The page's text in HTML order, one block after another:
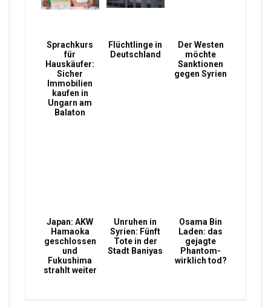
Sprachkurs
für
Hauskäufer:
Sicher
Immobilien
kaufen in
Ungarn am
Balaton
Flüchtlinge in
Deutschland
Der Westen
möchte
Sanktionen
gegen Syrien
Japan: AKW
Hamaoka
geschlossen
und
Fukushima
strahlt weiter
Unruhen in
Syrien: Fünft
Tote in der
Stadt Baniyas
Osama Bin
Laden: das
gejagte
Phantom-
wirklich tod?